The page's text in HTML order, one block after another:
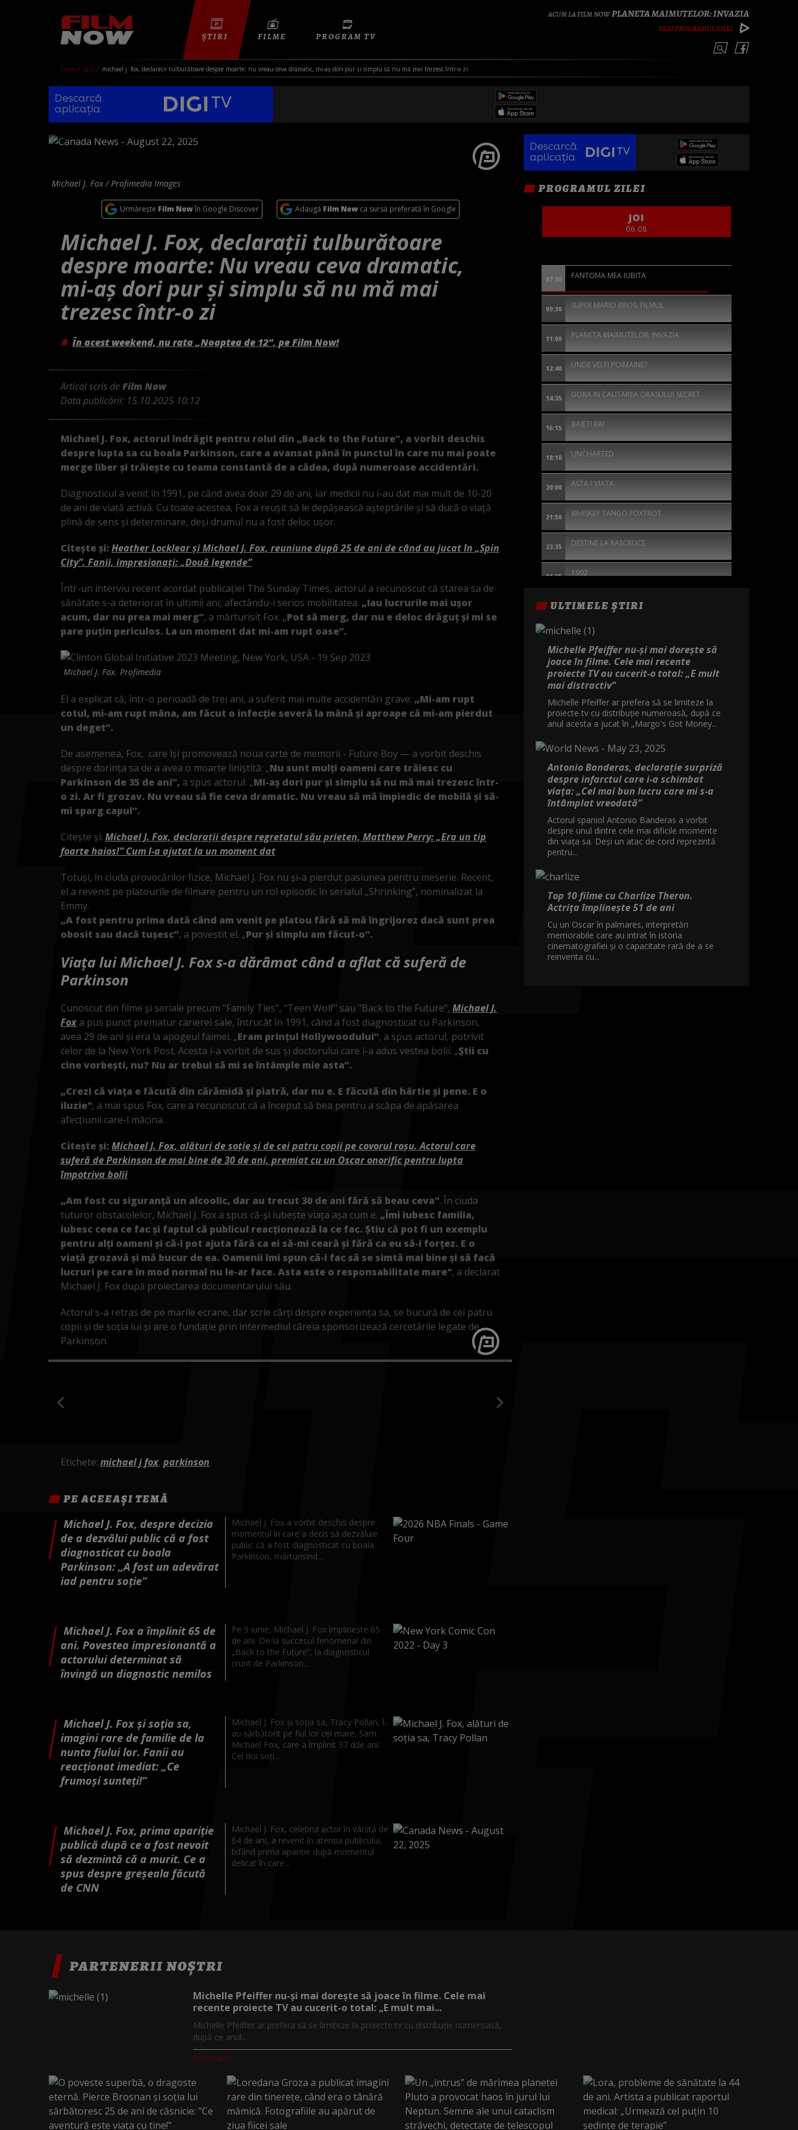
PLANETA MAIMUTELOR: INVAZIA
VEZI PROGRAMUL ZILEI
ȘTIRI FILME PROGRAM TV
home stiri michael j. fox, declarații tulburătoare despre moarte: nu vreau ceva dramatic, mi-aș dori pur și simplu să nu mă mai trezesc într-o zi
Descarcă
aplicația
Michael J. Fox / Profimedia Images
Urmărește Film Nowîn Google Discover Adaugă Film Nowca sursă preferată în Google
Michael J. Fox, declarații tulburătoare
despre moarte: Nu vreau ceva dramatic,
mi-aș dori pur și simplu să nu mă mai
trezesc într-o zi
În acest weekend, nu rata „Noaptea de 12”, pe Film Now!
Articol scris deFilm Now
Data publicării: 15.10.2025 10:12
Michael J. Fox, actorul îndrăgit pentru rolul din „Back to the Future”, a vorbit deschis
despre lupta sa cu boala Parkinson, care a avansat până în punctul în care nu mai poate
merge liber și trăiește cu teama constantă de a cădea, după numeroase accidentări.
Diagnosticul a venit în 1991, pe când avea doar 29 de ani, iar medicii nu i-au dat mai mult de 10-20
de ani de viață activă. Cu toate acestea, Fox a reușit să le depășească așteptările și să ducă o viață
plină de sens și determinare, deși drumul nu a fost deloc ușor.
Citește și: Heather Locklear și Michael J. Fox, reuniune după 25 de ani de când au jucat în „Spin
City”. Fanii, impresionați: „Două legende”
Într-un interviu recent acordat publicației The Sunday Times, actorul a recunoscut că starea sa de
sănătate s-a deteriorat în ultimii ani, afectându-i serios mobilitatea. „Iau lucrurile mai ușor
acum, dar nu prea mai merg”, a mărturisit Fox. „Pot să merg, dar nu e deloc drăguț și mi se
pare puțin periculos. La un moment dat mi-am rupt oase”.
Michael J. Fox. Profimedia
El a explicat că, într-o perioadă de trei ani, a suferit mai multe accidentări grave: „Mi-am rupt
cotul, mi-am rupt mâna, am făcut o infecție severă la mână și aproape că mi-am pierdut
un deget”.
De asemenea, Fox, care își promovează noua carte de memorii - Future Boy — a vorbit deschis
despre dorința sa de a avea o moarte liniștită: „Nu sunt mulți oameni care trăiesc cu
Parkinson de 35 de ani”, a spus actorul. „Mi-aș dori pur și simplu să nu mă mai trezesc într-
o zi. Ar fi grozav. Nu vreau să fie ceva dramatic. Nu vreau să mă împiedic de mobilă și să-
mi sparg capul”.
Citește și: Michael J. Fox, declarații despre regretatul său prieten, Matthew Perry: „Era un tip
foarte haios!” Cum l-a ajutat la un moment dat
Totuși, în ciuda provocărilor fizice, Michael J. Fox nu și-a pierdut pasiunea pentru meserie. Recent,
el a revenit pe platourile de filmare pentru un rol episodic în serialul „Shrinking”, nominalizat la
Emmy.
„A fost pentru prima dată când am venit pe platou fără să mă îngrijorez dacă sunt prea
obosit sau dacă tușesc”, a povestit el. „Pur și simplu am făcut-o”.
Viața lui Michael J. Fox s-a dărâmat când a aflat că suferă de
Parkinson
Cunoscut din filme și seriale precum "Family Ties", "Teen Wolf" sau "Back to the Future", Michael J.
Fox a pus punct prematur carierei sale, întrucât în 1991, când a fost diagnosticat cu Parkinson,
avea 29 de ani și era la apogeul faimei. „Eram prințul Hollywoodului”, a spus actorul, potrivit
celor de la New York Post. Acesta i-a vorbit de sus și doctorului care i-a adus vestea bolii: „Știi cu
cine vorbești, nu? Nu ar trebui să mi se întâmple mie asta”.
„Crezi că viața e făcută din cărămidă și piatră, dar nu e. E făcută din hârtie și pene. E o
iluzie", a mai spus Fox, care a recunoscut că a început să bea pentru a scăpa de apăsarea
afecțiunii care-l măcina.
Citește și: Michael J. Fox, alături de soție și de cei patru copii pe covorul roșu. Actorul care
suferă de Parkinson de mai bine de 30 de ani, premiat cu un Oscar onorific pentru lupta
împotriva bolii
„Am fost cu siguranță un alcoolic, dar au trecut 30 de ani fără să beau ceva". În ciuda
tuturor obstacolelor, Michael J. Fox a spus că-și iubește viața așa cum e. „Îmi iubesc familia,
iubesc ceea ce fac și faptul că publicul reacționează la ce fac. Știu că pot fi un exemplu
pentru alți oameni și că-i pot ajuta fără ca ei să-mi ceară și fără ca eu să-i forțez. E o
viață grozavă și mă bucur de ea. Oamenii îmi spun că-i fac să se simtă mai bine și să facă
lucruri pe care în mod normal nu le-ar face. Asta este o responsabilitate mare", a declarat
Michael J. Fox după proiectarea documentarului său.
Actorul s-a retras de pe marile ecrane, dar scrie cărți despre experiența sa, se bucură de cei patru
copii și de soția lui și are o fundație prin intermediul căreia sponsorizează cercetările legate de
Parkinson.
Etichete: michael j fox, parkinson
Descarcă
aplicația
PROGRAMUL ZILEI
JOI
06.08
07:30 FANTOMA MEA IUBITA
09:30 SUPER MARIO BROS: FILMUL
11:00 PLANETA MAIMUTELOR: INVAZIA
12:40 UNDE VEI FI POIMAINE?
14:35 DORA IN CAUTAREA ORASULUI SECRET
16:15 BAIETI RAI
18:10 UNCHARTED
20:00 ASTA-I VIATA
21:50 WHISKEY TANGO FOXTROT
23:35 DESTINE LA RASCRUCE
01:25 1992
02:55 TOC TOC
04:30 BARRON'S COVE - RAZBUNAREA
ULTIMELE ȘTIRI
Michelle Pfeiffer nu-și mai dorește să
joace în filme. Cele mai recente
proiecte TV au cucerit-o total: „E mult
mai distractiv”
Michelle Pfeiffer ar prefera să se limiteze la
proiecte tv cu distribuție numeroasă, după ce
anul acesta a jucat în „Margo's Got Money...
Antonio Banderas, declarație surpriză
despre infarctul care i-a schimbat
viața: „Cel mai bun lucru care mi s-a
întâmplat vreodată”
Actorul spaniol Antonio Banderas a vorbit
despre unul dintre cele mai dificile momente
din viața sa. Deși un atac de cord reprezintă
pentru...
Top 10 filme cu Charlize Theron.
Actrița împlinește 51 de ani
Cu un Oscar în palmares, interpretări
memorabile care au intrat în istoria
cinematografiei și o capacitate rară de a se
reinventa cu...
PE ACEEAȘI TEMĂ
Michael J. Fox, despre decizia
de a dezvălui public că a fost
diagnosticat cu boala
Parkinson: „A fost un adevărat
iad pentru soție”
Michael J. Fox a vorbit deschis despre
momentul în care a decis să dezvăluie
public că a fost diagnosticat cu boala
Parkinson, mărturisind...
Michael J. Fox a împlinit 65 de
ani. Povestea impresionantă a
actorului determinat să
învingă un diagnostic nemilos
Pe 9 iunie, Michael J. Fox împlinește 65
de ani. De la succesul fenomenal din
„Back to the Future”, la diagnosticul
crunt de Parkinson...
Michael J. Fox și soția sa,
imagini rare de familie de la
nunta fiului lor. Fanii au
reacționat imediat: „Ce
frumoși sunteți!”
Michael J. Fox și soția sa, Tracy Pollan, l-
au sărbătorit pe fiul lor cel mare, Sam
Michael Fox, care a împlinit 37 dde ani.
Cei doi soți...
Michael J. Fox, prima apariție
publică după ce a fost nevoit
să dezmintă că a murit. Ce a
spus despre greșeala făcută
de CNN
Michael J. Fox, celebrul actor în vârstă de
64 de ani, a revenit în atenția publicului,
bifând prima apariție după momentul
delicat în care...
PARTENERII NOȘTRI
Michelle Pfeiffer nu-și mai dorește să joace în filme. Cele mai
recente proiecte TV au cucerit-o total: „E mult mai...
Michelle Pfeiffer ar prefera să se limiteze la proiecte tv cu distribuție numeroasă,
după ce anul...
Filmnow.ro